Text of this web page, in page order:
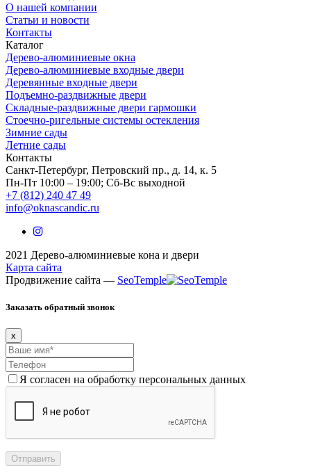
О нашей компании
Статьи и новости
Контакты
Каталог
Дерево-алюминиевые окна
Дерево-алюминиевые входные двери
Деревянные входные двери
Подъемно-раздвижные двери
Складные-раздвижные двери гармошки
Стоечно-ригельные системы остекления
Зимние сады
Летние сады
Контакты
Санкт-Петербург, Петровский пр., д. 14, к. 5
Пн-Пт 10:00 – 19:00; Сб-Вс выходной
+7 (812) 240 47 49
info@oknascandic.ru
2021 Дерево-алюминиевые кона и двери
Карта сайта
Продвижение сайта — SeoTemple
Заказать обратный звонок
x
Я согласен на обработку персональных данных